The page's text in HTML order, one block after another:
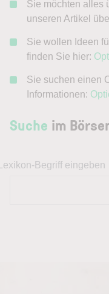
Sie möchten alles
unseren Artikel
Sie wollen Ideen
finden Sie hier:
Sie suchen einen
Informationen:
Suche im
Begriff eingeben